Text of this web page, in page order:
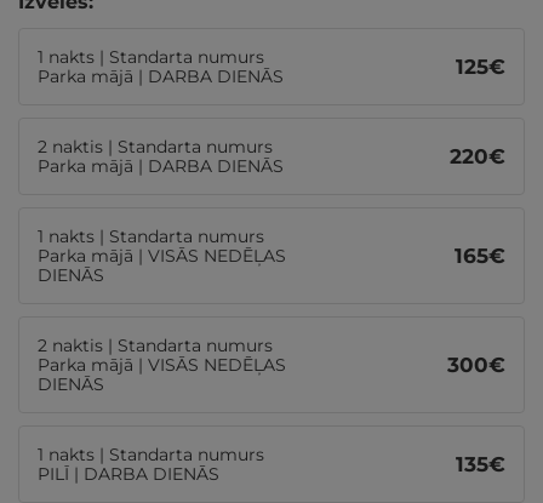
1 nakts | Standarta numurs
Parka mājā | DARBA DIENĀS
125€
2 naktis | Standarta numurs
Parka mājā | DARBA DIENĀS
220€
1 nakts | Standarta numurs
Parka mājā | VISĀS NEDĒĻAS
DIENĀS
165€
2 naktis | Standarta numurs
Parka mājā | VISĀS NEDĒĻAS
DIENĀS
300€
1 nakts | Standarta numurs
PILĪ | DARBA DIENĀS
135€